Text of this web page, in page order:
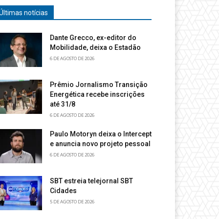
notícias
Dante Grecco, ex-editor do
Mobilidade, deixa o Estadão
6 DE AGOSTO DE 2026
Prêmio Jornalismo Transição
Energética recebe inscrições
até 31/8
6 DE AGOSTO DE 2026
Paulo Motoryn deixa o Intercept
e anuncia novo projeto pessoal
6 DE AGOSTO DE 2026
SBT estreia telejornal SBT
Cidades
5 DE AGOSTO DE 2026